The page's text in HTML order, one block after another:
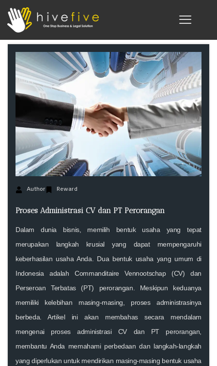
Author Reward
Proses Administrasi CV dan PT Perorangan
Dalam dunia bisnis, memilih bentuk usaha yang tepat
merupakan langkah krusial yang dapat mempengaruhi
keberhasilan usaha Anda. Dua bentuk usaha yang umum di
Indonesia adalah Commanditaire Vennootschap (CV) dan
Perseroan Terbatas (PT) perorangan. Meskipun keduanya
memiliki kelebihan masing-masing, proses administrasinya
berbeda. Artikel ini akan membahas secara mendalam
mengenai proses administrasi CV dan PT perorangan,
membantu Anda memahami perbedaan dan langkah-langkah
yang diperlukan untuk mendirikan masing-masing bentuk usaha